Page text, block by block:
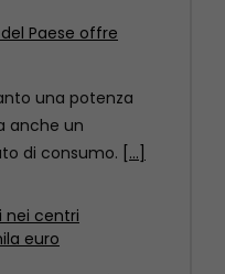
nei centri
euro
– Venti centri
Maggiore, di
d’Iseo[...]
Capitale mondiale